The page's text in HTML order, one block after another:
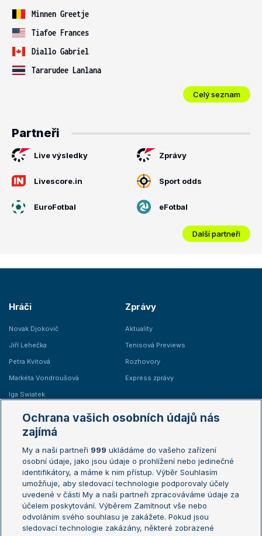
Minnen Greetje
Tiafoe Frances
Diallo Gabriel
Tararudee Lanlana
Celý seznam
Partneři
Live výsledky Zprávy
Livescore.in Sport odds
EuroFotbal eFotbal
Další partneři
Hráči
Novak Djokovič
Jiří Lehečka
Petra Kvitová
Markéta Vondroušová
Iga Swiatek
Zprávy
Aktuality
Tenisová Previews
Rozhovory
Express zprávy
Žebříčky
Žebříček ATP (muži)
Žebříček WTA (ženy)
Sázkařský žebříček
Australian Open
French Open
Wimbledon
US Open
Turnaj mistrů
Turnaj mistryň
Ochrana vašich osobních údajů nás
zajímá
My a naši partneři 999 ukládáme do vašeho zařízení
osobní údaje, jako jsou údaje o prohlížení nebo jedinečné
identifikátory, a máme k nim přístup. Výběr Souhlasím
umožňuje, aby sledovací technologie podporovaly účely
uvedené v části My a naši partneři zpracováváme údaje za
účelem poskytování. Výběrem Zamítnout vše nebo
odvoláním svého souhlasu je zakážete. Pokud jsou
sledovací technologie zakázány, některé zobrazené